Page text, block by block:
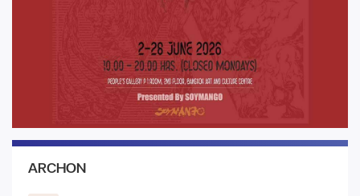
ARCHON